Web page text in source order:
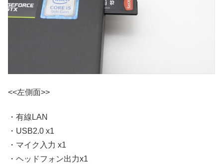
<<左側面>>
・有線LAN
・USB2.0 x1
・マイク入力 x1
・ヘッドフォン出力x1